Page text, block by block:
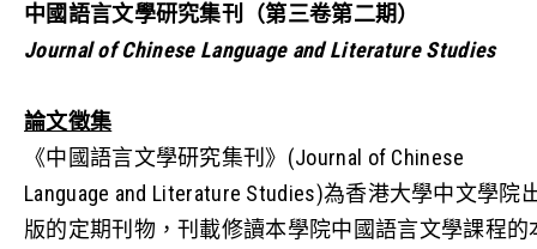
中國語言文學研究集刊（第三卷第二期）
Journal of Chinese Language and Literature Studies
論文徵集
《中國語言文學研究集刊》 (Journal of Chinese
Language and Literature Studies)為香港大學中文學院
版的定期刊物，刊載修讀本學院中國語言文學課程的